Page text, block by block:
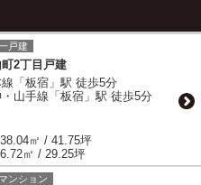
戸建
2丁目戸建
「板宿」駅 徒歩5分
山手線「板宿」駅 徒歩5分
㎡ / 41.75坪
㎡ / 29.25坪
ンション